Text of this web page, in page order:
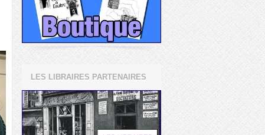
LES LIBRAIRES PARTENAIRES